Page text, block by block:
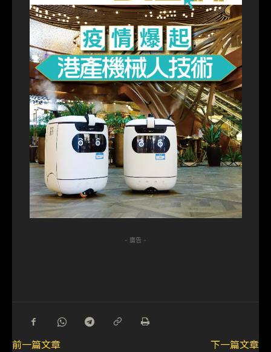
- 廣告 -
前一篇文章
下一篇文章